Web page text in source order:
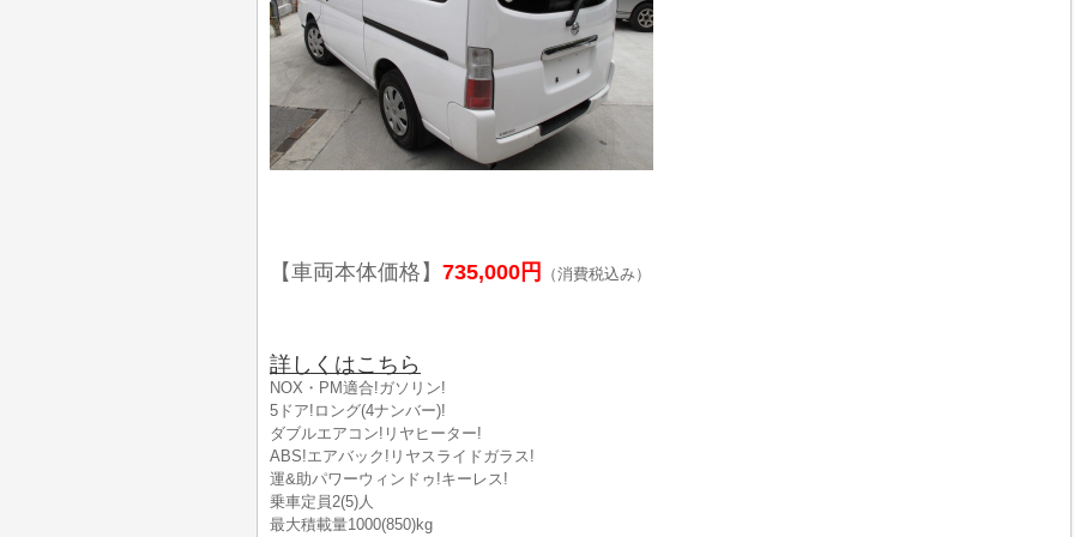
【車両本体価格】 735,000円 （消費税込み）
詳しくはこちら
NOX・PM適合!ガソリン!
5ドア!ロング(4ナンバー)!
ダブルエアコン!リヤヒーター!
ABS!エアバック!リヤスライドガラス!
運&助パワーウィンドゥ!キーレス!
乗車定員2(5)人
最大積載量1000(850)kg